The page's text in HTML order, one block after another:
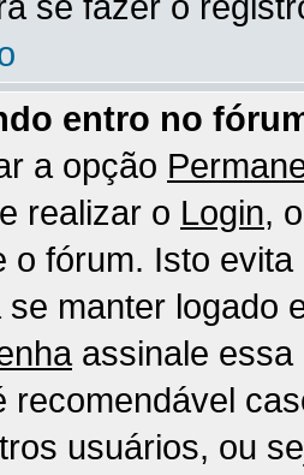
entro no
a opção
realizar o Login,
o fórum. Isto
se manter
assinale essa
recomendável
usuários, ou